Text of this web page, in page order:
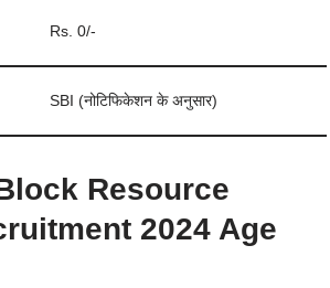
Rs. 0/-
SBI (नोटिफिकेशन के अनुसार)
Resource
2024 Age